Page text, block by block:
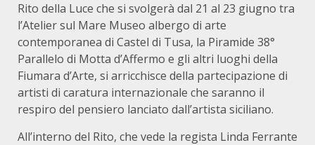
Rito della Luce che si svolgerà dal 21 al 23 giugno tra
l’Atelier sul Mare Museo albergo di arte
contemporanea di Castel di Tusa, la Piramide 38°
Parallelo di Motta d’Affermo e gli altri luoghi della
Fiumara d’Arte, si arricchisce della partecipazione di
artisti di caratura internazionale che saranno il
respiro del pensiero lanciato dall’artista siciliano.
All’interno del Rito, che vede la regista Linda Ferrante